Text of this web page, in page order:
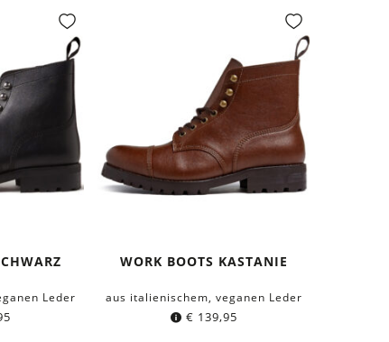
Leder
WORK BOOTS KASTANIE
aus italienischem, veganen Leder
€ 139,95